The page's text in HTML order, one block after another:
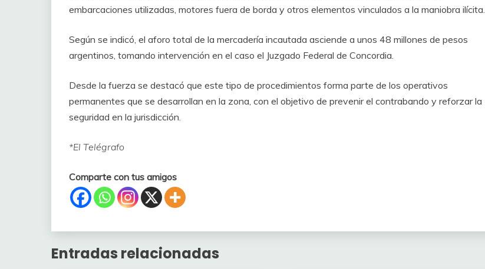
embarcaciones utilizadas, motores fuera de borda y otros elementos vinculados a la maniobra ilícita.
Según se indicó, el aforo total de la mercadería incautada asciende a unos 48 millones de pesos
argentinos, tomando intervención en el caso el Juzgado Federal de Concordia.
Desde la fuerza se destacó que este tipo de procedimientos forma parte de los operativos
permanentes que se desarrollan en la zona, con el objetivo de prevenir el contrabando y reforzar la
seguridad en la jurisdicción.
*El Telégrafo
Comparte con tus amigos
Entradas relacionadas